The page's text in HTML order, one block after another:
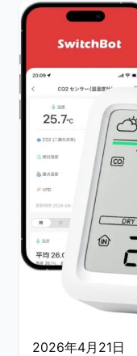
2026年4月21日